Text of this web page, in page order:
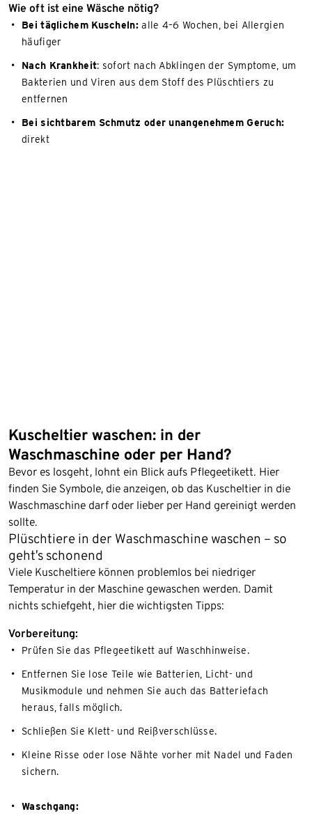
Wie oft ist eine Wäsche nötig?
Bei täglichem Kuscheln:alle 4–6 Wochen, bei Allergien
häufiger
Nach Krankheit: sofort nach Abklingen der Symptome, um
Bakterien und Viren aus dem Stoff des Plüschtiers zu
entfernen
Bei sichtbarem Schmutz oder unangenehmem Geruch:
direkt
Kuscheltier waschen: in der
Waschmaschine oder per Hand?
Bevor es losgeht, lohnt ein Blick aufs Pflegeetikett. Hier
finden Sie Symbole, die anzeigen, ob das Kuscheltier in die
Waschmaschine darf oder lieber per Hand gereinigt werden
sollte.
Plüschtiere in der Waschmaschine waschen – so
geht’s schonend
Viele Kuscheltiere können problemlos bei niedriger
Temperatur in der Maschine gewaschen werden. Damit
nichts schiefgeht, hier die wichtigsten Tipps:
Vorbereitung:
Prüfen Sie das Pflegeetikett auf Waschhinweise.
Entfernen Sie lose Teile wie Batterien, Licht- und
Musikmodule und nehmen Sie auch das Batteriefach
heraus, falls möglich.
Schließen Sie Klett- und Reißverschlüsse.
Kleine Risse oder lose Nähte vorher mit Nadel und Faden
sichern.
Waschgang: